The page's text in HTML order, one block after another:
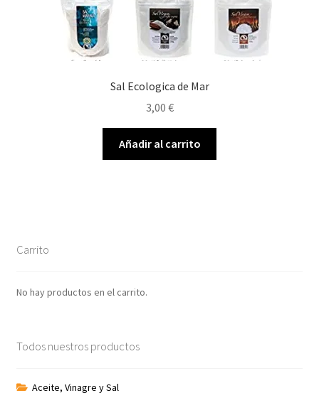
Sal Ecologica de Mar
3,00 €
Añadir al carrito
Carrito
No hay productos en el carrito.
Todos nuestros productos
Aceite, Vinagre y Sal